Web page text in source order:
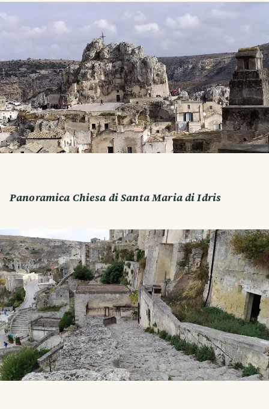
Panoramica Chiesa di Santa Maria di Idris